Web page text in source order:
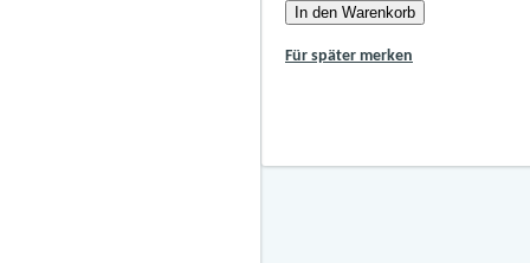
In den Warenkorb
Für später merken